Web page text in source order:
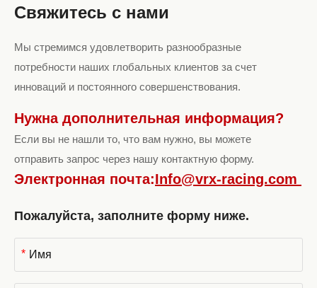
Свяжитесь с нами
Мы стремимся удовлетворить разнообразные
потребности наших глобальных клиентов за счет
инноваций и постоянного совершенствования.
Нужна дополнительная информация?
Если вы не нашли то, что вам нужно, вы можете
отправить запрос через нашу контактную форму.
Электронная почта:Info@vrx-racing.com
Пожалуйста, заполните форму ниже.
*